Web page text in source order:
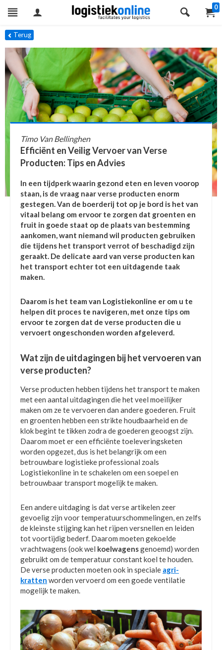
0
Terug
Timo Van Bellinghen
Efficiënt en Veilig Vervoer van Verse
Producten: Tips en Advies
In een tijdperk waarin gezond eten en leven voorop
staan, is de vraag naar verse producten enorm
gestegen. Van de boerderij tot op je bord is het van
vitaal belang om ervoor te zorgen dat groenten en
fruit in goede staat op de plaats van bestemming
aankomen, want niemand wil producten gebruiken
die tijdens het transport verrot of beschadigd zijn
geraakt. De delicate aard van verse producten kan
het transport echter tot een uitdagende taak
maken.
Daarom is het team van Logistiekonline er om u te
helpen dit proces te navigeren, met onze tips om
ervoor te zorgen dat de verse producten die u
vervoert ongeschonden worden afgeleverd.
Wat zijn de uitdagingen bij het vervoeren van
verse producten?
Verse producten hebben tijdens het transport te maken
met een aantal uitdagingen die het veel moeilijker
maken om ze te vervoeren dan andere goederen. Fruit
en groenten hebben een strikte houdbaarheid en de
klok begint te tikken zodra de goederen geoogst zijn.
Daarom moet er een efficiënte toeleveringsketen
worden opgezet, dus is het belangrijk om een
betrouwbare logistieke professional zoals
Logistiekonline in te schakelen om een soepel en
betrouwbaar transport mogelijk te maken.
Een andere uitdaging is dat verse artikelen zeer
gevoelig zijn voor temperatuurschommelingen, en zelfs
de kleinste stijging kan het rijpen versnellen en leiden
tot voortijdig bederf. Daarom moeten gekoelde
vrachtwagens (ook wel koelwagensgenoemd) worden
gebruikt om de temperatuur constant koel te houden.
De verse producten moeten ook in speciale agri-
kratten worden vervoerd om een goede ventilatie
mogelijk te maken.